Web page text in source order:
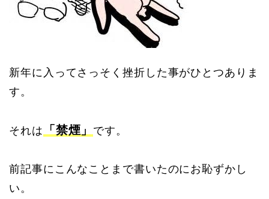
新年に入ってさっそく挫折した事がひとつありま
す。
それは 「禁煙」 です。
前記事にこんなことまで書いたのにお恥ずかし
い。